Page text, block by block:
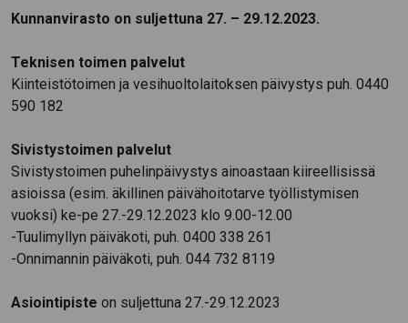
Kunnanvirasto on suljettuna 27. – 29.12.2023.
Teknisen toimen palvelut
Kiinteistötoimen ja vesihuoltolaitoksen päivystys puh. 0440
590 182
Sivistystoimen palvelut
Sivistystoimen puhelinpäivystys ainoastaan kiireellisissä
asioissa (esim. äkillinen päivähoitotarve työllistymisen
vuoksi) ke-pe 27.-29.12.2023 klo 9.00-12.00
-Tuulimyllyn päiväkoti, puh. 0400 338 261
-Onnimannin päiväkoti, puh. 044 732 8119
Asiointipiste on suljettuna 27.-29.12.2023